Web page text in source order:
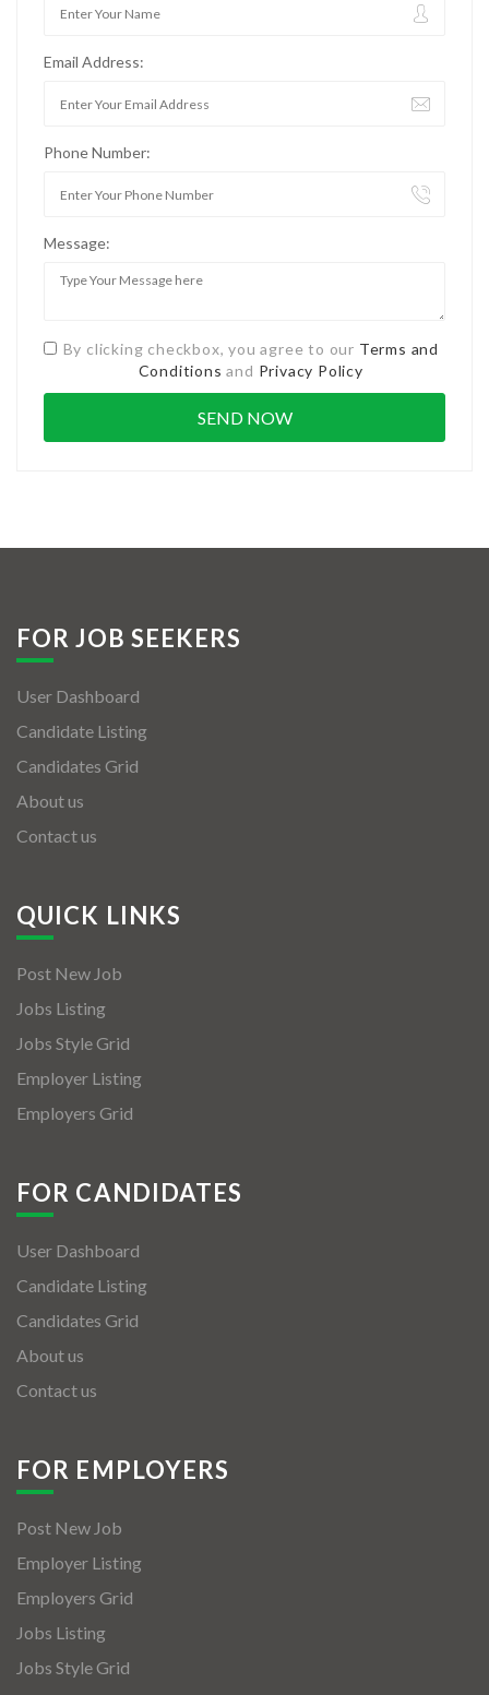
Email Address:
Phone Number:
Message:
By clicking checkbox, you agree to our Terms and
Conditions and Privacy Policy
FOR JOB SEEKERS
User Dashboard
Candidate Listing
Candidates Grid
About us
Contact us
QUICK LINKS
Post New Job
Jobs Listing
Jobs Style Grid
Employer Listing
Employers Grid
FOR CANDIDATES
User Dashboard
Candidate Listing
Candidates Grid
About us
Contact us
FOR EMPLOYERS
Post New Job
Employer Listing
Employers Grid
Jobs Listing
Jobs Style Grid